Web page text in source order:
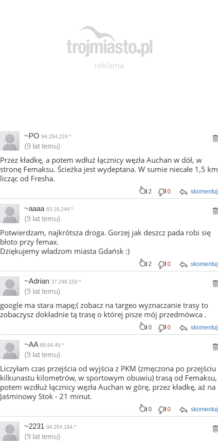
~PO 94.254.224.*
(9 lat temu)
Przez kładkę, a potem wdłuż łącznicy węzła Auchan w dół, w
stronę Femaksu. Ścieżka jest wydeptana. W sumie niecałe 1,5 km
licząc od Fresha.
skomentuj
2 0
~aaaa 83.16.244.*
(9 lat temu)
Potwierdzam, najkrótsza droga. Gorzej jak deszcz pada robi się
błoto przy femax.
Dziękujemy władzom miasta Gdańsk :)
skomentuj
2 0
~Adrian 37.248.159.*
(9 lat temu)
google ma stara mapę;( zobacz na targeo wyznaczanie trasy to
zobaczysz dokładnie tą trasę o której pisze mój przedmówca .
skomentuj
0 0
~AA 89.64.49.*
(9 lat temu)
Liczyłam czas przejścia od wyjścia z PKM (zmęczona po przejściu
kilkunastu kilometrów, w sportowym obuwiu) trasą od Femaksu,
potem wzdłuż łącznicy węzła Auchan w górę, przez kładkę, aż na
Jaśminowy Stok - 21 minut.
skomentuj
0 0
~2231 94.254.164.*
(9 lat temu)